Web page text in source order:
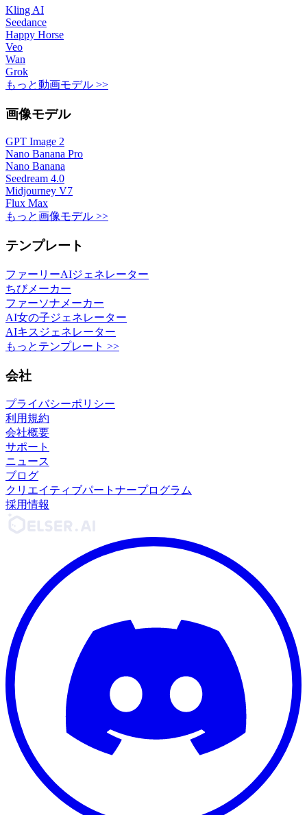
Kling AI
Seedance
Happy Horse
Veo
Wan
Grok
もっと動画モデル >>
画像モデル
GPT Image 2
Nano Banana Pro
Nano Banana
Seedream 4.0
Midjourney V7
Flux Max
もっと画像モデル >>
テンプレート
ファーリーAIジェネレーター
ちびメーカー
ファーソナメーカー
AI女の子ジェネレーター
AIキスジェネレーター
もっとテンプレート >>
会社
プライバシーポリシー
利用規約
会社概要
サポート
ニュース
ブログ
クリエイティブパートナープログラム
採用情報